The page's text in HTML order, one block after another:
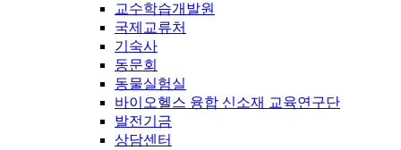
교수학습개발원
국제교류처
기숙사
동문회
동물실험실
바이오헬스 융합 신소재 교육연구단
발전기금
상담센터